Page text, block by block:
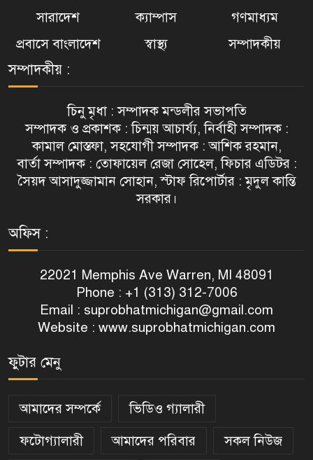
সারাদেশ
ক্যাম্পাস
গণমাধ্যম
প্রবাসে বাংলাদেশ
স্বাস্থ্য সম্পাদকীয়
সম্পাদকীয় :
চিনু মৃধা : সম্পাদক মন্ডলীর সভাপতি
সম্পাদক ও প্রকাশক : চিন্ময় আচার্য্য, নির্বাহী সম্পাদক :
কামাল মোস্তফা, সহযোগী সম্পাদক : আশিক রহমান,
বার্তা সম্পাদক : তোফায়েল রেজা সোহেল, ফিচার এডিটর :
সৈয়দ আসাদুজ্জামান সোহান, স্টাফ রিপোর্টার : মৃদুল কান্তি
সরকার।
অফিস :
22021 Memphis Ave Warren, MI 48091
Phone : +1 (313) 312-7006
Email : suprobhatmichigan@gmail.com
Website : www.suprobhatmichigan.com
ফুটার মেনু
আমাদের সম্পর্কে
ভিডিও গ্যালারী
ফটোগ্যালারী
আমাদের পরিবার সকল নিউজ